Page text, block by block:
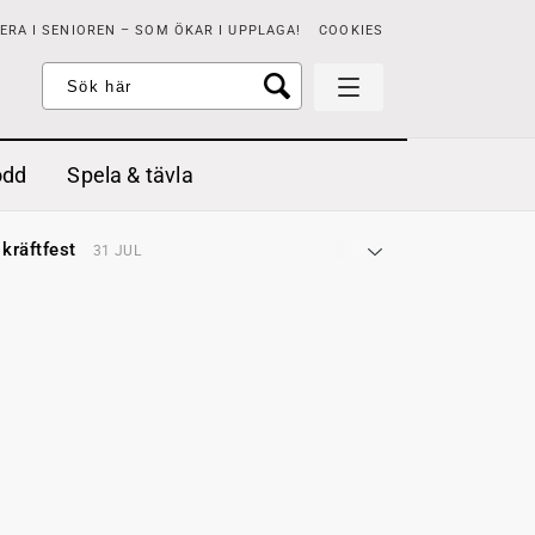
I SENIOREN – SOM ÖKAR I UPPLAGA! COOKIES
Spela & tävla
kräftfest 31 JUL
med örter